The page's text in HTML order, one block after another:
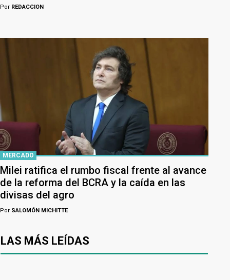
Por REDACCION
MERCADO
Milei ratifica el rumbo fiscal frente al avance
de la reforma del BCRA y la caída en las
divisas del agro
Por SALOMÓN MICHITTE
LAS MÁS LEÍDAS